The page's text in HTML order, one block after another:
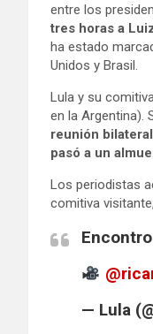
entre los
tres horas a
ha estado
Unidos y Brasil.
Lula y su
en la Argentina).
reunión
pasó a un
Los periodistas
comitiva
— Lula